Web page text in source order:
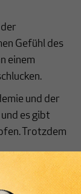
der
Gefühl des
einem
und der
es gibt
Trotzdem
sich
im